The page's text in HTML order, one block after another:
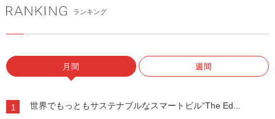
ランキング
月間 週間
1 世界でもっともサステナブルなスマートビル“The Ed...